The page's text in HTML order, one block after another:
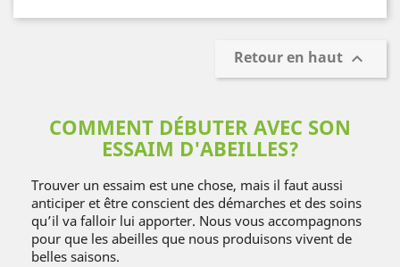
COMMENT DÉBUTER AVEC SON
ESSAIM D'ABEILLES?
Trouver un essaim est une chose, mais il faut aussi
anticiper et être conscient des démarches et des soins
qu’il va falloir lui apporter. Nous vous accompagnons
pour que les abeilles que nous produisons vivent de
belles saisons.
Retour en haut 